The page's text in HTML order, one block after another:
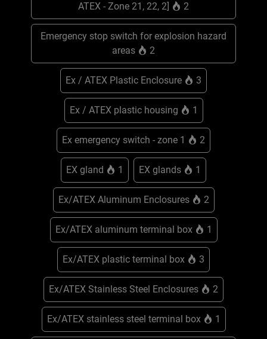
ATEX - Zone 21, 22, 2]
2
Emergency stop switch for explosion hazard
areas
2
Ex / ATEX Plastic Enclosure 3
Ex / ATEX plastic housing 1
Ex emergency switch - zone 1 2
EX gland 1 EX glands 1
Ex/ATEX Aluminum Enclosures 2
Ex/ATEX aluminum terminal box 1
Ex/ATEX plastic terminal box 3
Ex/ATEX Stainless Steel Enclosures 2
Ex/ATEX stainless steel terminal box 1